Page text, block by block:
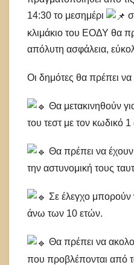
14:30 το μεσημέρι
κλιμάκιο του ΕΟΔΥ θα
απόλυτη ασφάλεια,
Οι δημότες θα πρέπει να
Θα μετακινηθούν
του τεστ με τον κωδικό
Θα πρέπει να
την αστυνομική τους
Σε έλεγχο
άνω των 10 ετών.
Θα πρέπει να
που προβλέπονται από